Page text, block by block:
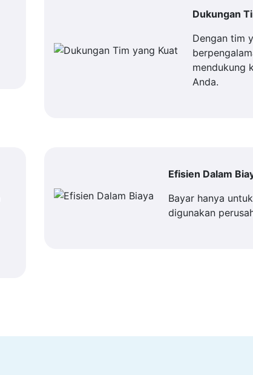
Dukungan
Dengan tim
mendukung
Anda.
Efisien Dalam
Bayar hanya
digunakan